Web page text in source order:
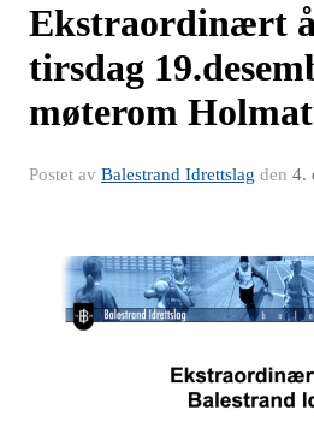
Ekstraordinært
tirsdag
møterom
Postet av Balestrand Idrettslag den 4.